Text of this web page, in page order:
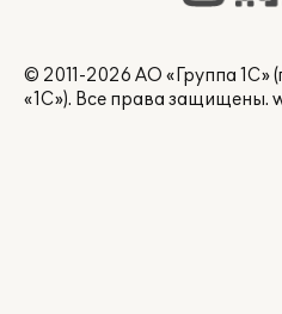
© 2011-2026 АО «Группа
«1С»). Все права защищены.